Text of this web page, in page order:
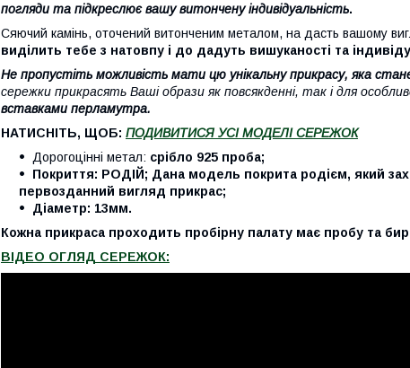
погляди та підкреслює вашу витончену індивідуальність.
Сяючий камінь, оточений витонченим металом, на дасть вашому
виділить тебе з натовпу і до дадуть вишуканості та
Не пропустіть можливість мати цю унікальну прикрасу, яка
сережки прикрасять Ваші образи як повсякденні, так і для
вставками перламутра.
НАТИСНІТЬ, ЩОБ: ПОДИВИТИСЯ УСІ МОДЕЛІ СЕРЕЖОК
Дорогоцінні метал: срібло 925 проба;
Покриття: РОДІЙ; Дана модель покрита родієм, який
первозданний вигляд прикрас;
Діаметр: 13мм.
Кожна прикраса проходить пробірну палату має пробу та
ВІДЕО ОГЛЯД СЕРЕЖОК: